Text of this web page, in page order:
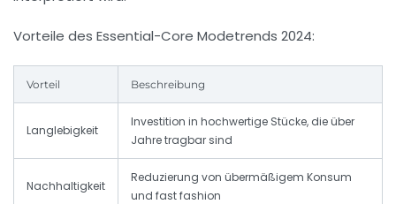
Vorteile des Essential-Core Modetrends 2024:
Vorteil Beschreibung
Langlebigkeit
Investition in hochwertige Stücke, die über
Jahre tragbar sind
Nachhaltigkeit
Reduzierung von übermäßigem Konsum
und fast fashion